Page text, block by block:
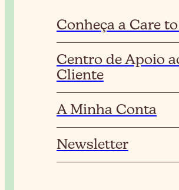
Conheça a Care
Centro de Apoio
Cliente
A Minha Conta
Newsletter